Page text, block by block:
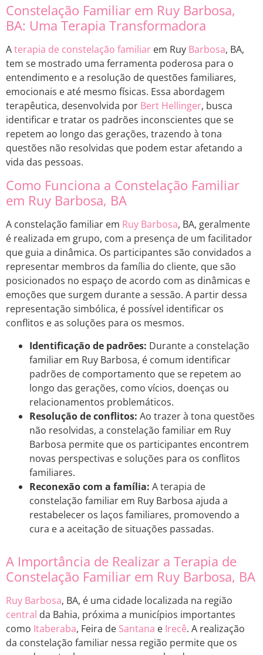
Constelação Familiar em Ruy Barbosa,
BA: Uma Terapia Transformadora
Aterapia de constelação familiar em Ruy Barbosa, BA,
tem se mostrado uma ferramenta poderosa para o
entendimento e a resolução de questões familiares,
emocionais e até mesmo físicas. Essa abordagem
terapêutica, desenvolvida por Bert Hellinger, busca
identificar e tratar os padrões inconscientes que se
repetem ao longo das gerações, trazendo à tona
questões não resolvidas que podem estar afetando a
vida das pessoas.
Como Funciona a Constelação Familiar
em Ruy Barbosa, BA
A constelação familiar em Ruy Barbosa, BA, geralmente
é realizada em grupo, com a presença de um facilitador
que guia a dinâmica. Os participantes são convidados a
representar membros da família do cliente, que são
posicionados no espaço de acordo com as dinâmicas e
emoções que surgem durante a sessão. A partir dessa
representação simbólica, é possível identificar os
conflitos e as soluções para os mesmos.
Identificação de padrões: Durante a constelação
familiar em Ruy Barbosa, é comum identificar
padrões de comportamento que se repetem ao
longo das gerações, como vícios, doenças ou
relacionamentos problemáticos.
Resolução de conflitos: Ao trazer à tona questões
não resolvidas, a constelação familiar em Ruy
Barbosa permite que os participantes encontrem
novas perspectivas e soluções para os conflitos
familiares.
Reconexão com a família: A terapia de
constelação familiar em Ruy Barbosa ajuda a
restabelecer os laços familiares, promovendo a
cura e a aceitação de situações passadas.
A Importância de Realizar a Terapia de
Constelação Familiar em Ruy Barbosa, BA
Ruy Barbosa, BA, é uma cidade localizada na região
central da Bahia, próxima a municípios importantes
como Itaberaba, Feira de Santana e Irecê. A realização
da constelação familiar nessa região permite que os